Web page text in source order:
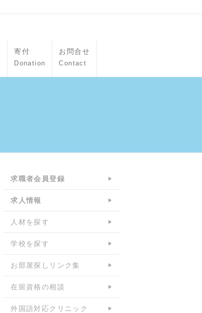
寄付
Donation
お問合せ
Contact
求職者会員登録
求人情報
人材を探す
学校を探す
お部屋探しリンク集
在留資格の相談
外国語対応クリニック